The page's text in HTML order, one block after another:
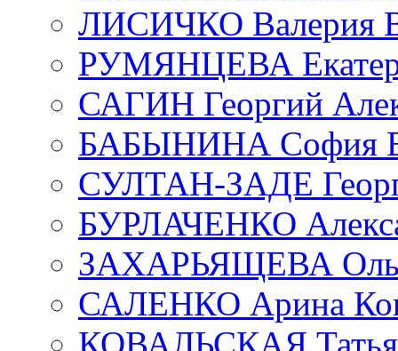
ЛИСИЧКО Валерия
РУМЯНЦЕВА
САГИН Георгий
БАБЫНИНА София
СУЛТАН-ЗАДЕ
БУРЛАЧЕНКО
ЗАХАРЬЯЩЕВА
САЛЕНКО Арина